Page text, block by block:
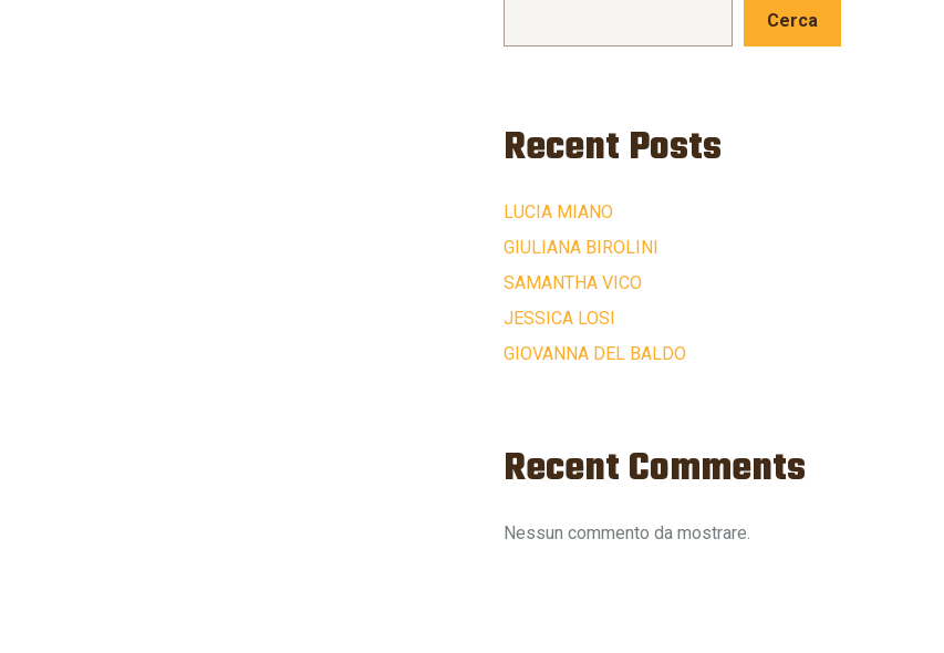
Cerca
Recent Posts
LUCIA MIANO
GIULIANA BIROLINI
SAMANTHA VICO
JESSICA LOSI
GIOVANNA DEL BALDO
Recent Comments
Nessun commento da mostrare.